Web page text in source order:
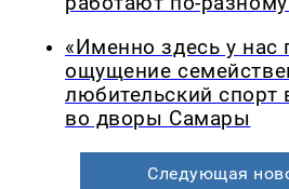
«Именно здесь у нас
ощущение
любительский спорт
во дворы Самары
Следующая